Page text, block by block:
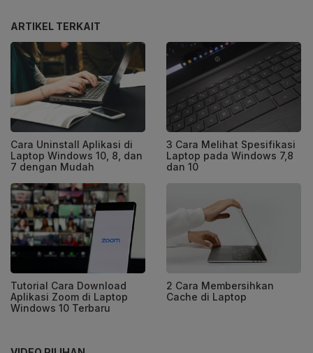
ARTIKEL TERKAIT
Cara Uninstall Aplikasi di
Laptop Windows 10, 8, dan
7 dengan Mudah
3 Cara Melihat Spesifikasi
Laptop pada Windows 7,8
dan 10
Tutorial Cara Download
Aplikasi Zoom di Laptop
Windows 10 Terbaru
2 Cara Membersihkan
Cache di Laptop